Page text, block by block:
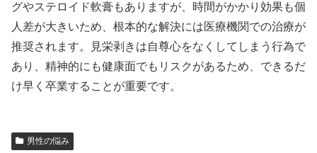
グやステロイド軟膏もありますが、時間がかかり効果も個
人差が大きいため、根本的な解決には医療機関での治療が
推奨されます。見栄剥きは自尊心をなくしてしまう行為で
あり、精神的にも健康面でもリスクがあるため、できるだ
け早く卒業することが重要です。
男性の悩み